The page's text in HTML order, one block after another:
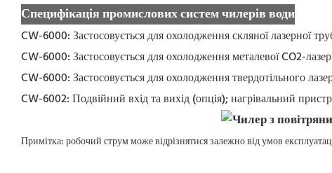
Специфікація промислових систем чилерів води
CW-6000: Застосовується для охолодження скляної лазерної
CW-6000: Застосовується для охолодження металевої CO2-
CW-6000: Застосовується для охолодження твердотільного
CW-6002: Подвійний вхід та вихід (опція); нагрівальний
Примітка: робочий струм може відрізнятися залежно від умов